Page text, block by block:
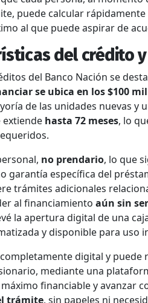
puede calcular
al que puede aspirar de
del crédito
del Banco Nación se
se ubica en los $100
de las unidades nuevas y
extiende hasta 72 meses, lo
no prendario, lo que
garantía específica del
trámites adicionales
al financiamiento aún sin
la apertura digital de una
y disponible para uso
digital y puede
mediante una
financiable y avanzar
trámite, sin papeles ni